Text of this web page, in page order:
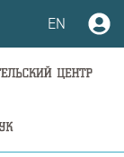
EN